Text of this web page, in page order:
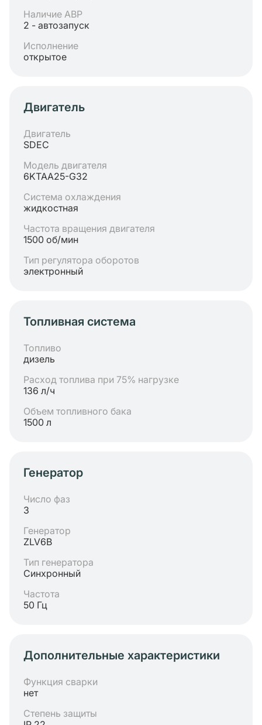
Наличие АВР
2 - автозапуск
Исполнение
открытое
Двигатель
Двигатель
SDEC
Модель двигателя
6KTAA25-G32
Система охлаждения
жидкостная
Частота вращения двигателя
1500 об/мин
Тип регулятора оборотов
электронный
Топливная система
Топливо
дизель
Расход топлива при 75% нагрузке
136 л/ч
Объем топливного бака
1500 л
Генератор
Число фаз
3
Генератор
ZLV6B
Тип генератора
Синхронный
Частота
50 Гц
Дополнительные характеристики
Функция сварки
нет
Степень защиты